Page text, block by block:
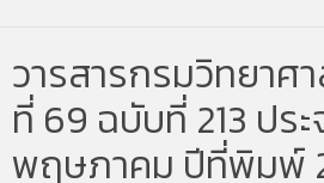
วารสารกรมวิทยาศ
ที่ 69 ฉบับที่ 213 ปร
พฤษภาคม ปีที่พิมพ์